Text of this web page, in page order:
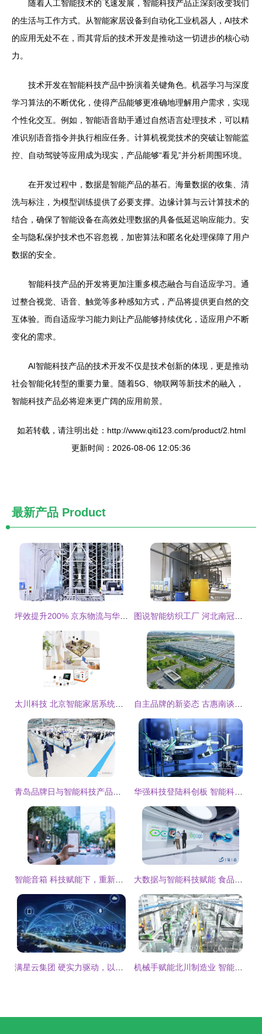
随着人工智能技术的飞速发展，智能科技产品正深刻改变我们
的生活与工作方式。从智能家居设备到自动化工业机器人，AI技术
的应用无处不在，而其背后的技术开发是推动这一切进步的核心动
力。
技术开发在智能科技产品中扮演着关键角色。机器学习与深度
学习算法的不断优化，使得产品能够更准确地理解用户需求，实现
个性化交互。例如，智能语音助手通过自然语言处理技术，可以精
准识别语音指令并执行相应任务。计算机视觉技术的突破让智能监
控、自动驾驶等应用成为现实，产品能够“看见”并分析周围环境。
在开发过程中，数据是智能产品的基石。海量数据的收集、清
洗与标注，为模型训练提供了必要支撑。边缘计算与云计算技术的
结合，确保了智能设备在高效处理数据的具备低延迟响应能力。安
全与隐私保护技术也不容忽视，加密算法和匿名化处理保障了用户
数据的安全。
智能科技产品的开发将更加注重多模态融合与自适应学习。通
过整合视觉、语音、触觉等多种感知方式，产品将提供更自然的交
互体验。而自适应学习能力则让产品能够持续优化，适应用户不断
变化的需求。
AI智能科技产品的技术开发不仅是技术创新的体现，更是推动
社会智能化转型的重要力量。随着5G、物联网等新技术的融入，
智能科技产品必将迎来更广阔的应用前景。
如若转载，请注明出处：http://www.qiti123.com/product/2.html
更新时间：2026-08-06 12:05:36
最新产品 Product